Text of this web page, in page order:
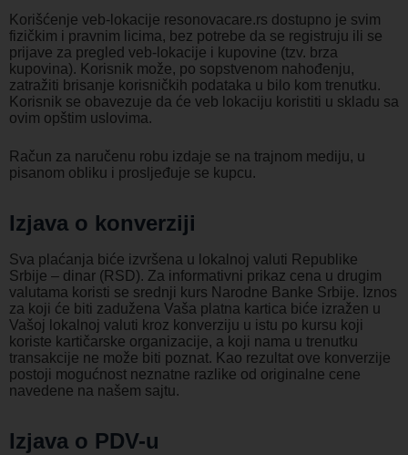
Korišćenje veb-lokacije resonovacare.rs dostupno je svim
fizičkim i pravnim licima, bez potrebe da se registruju ili se
prijave za pregled veb-lokacije i kupovine (tzv. brza
kupovina). Korisnik može, po sopstvenom nahođenju,
zatražiti brisanje korisničkih podataka u bilo kom trenutku.
Korisnik se obavezuje da će veb lokaciju koristiti u skladu sa
ovim opštim uslovima.
Račun za naručenu robu izdaje se na trajnom mediju, u
pisanom obliku i prosljeđuje se kupcu.
Izjava o konverziji
Sva plaćanja biće izvršena u lokalnoj valuti Republike
Srbije – dinar (RSD). Za informativni prikaz cena u drugim
valutama koristi se srednji kurs Narodne Banke Srbije. Iznos
za koji će biti zadužena Vaša platna kartica biće izražen u
Vašoj lokalnoj valuti kroz konverziju u istu po kursu koji
koriste kartičarske organizacije, a koji nama u trenutku
transakcije ne može biti poznat. Kao rezultat ove konverzije
postoji mogućnost neznatne razlike od originalne cene
navedene na našem sajtu.
Izjava o PDV-u